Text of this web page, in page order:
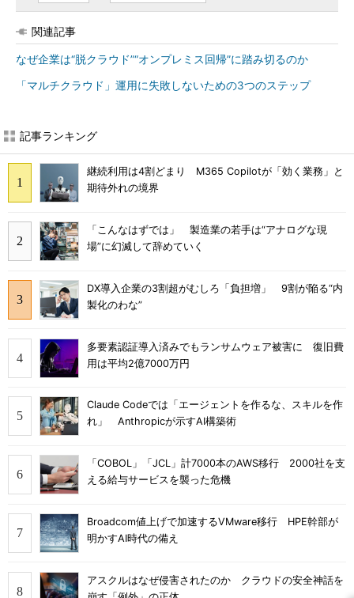
関連記事
なぜ企業は“脱クラウド”“オンプレミス回帰”に踏み切るのか
「マルチクラウド」運用に失敗しないための3つのステップ
記事ランキング
継続利用は4割どまり M365 Copilotが「効く業務」と
期待外れの境界
「こんなはずでは」 製造業の若手は“アナログな現
場”に幻滅して辞めていく
DX導入企業の3割超がむしろ「負担増」 9割が陥る“内
製化のわな”
多要素認証導入済みでもランサムウェア被害に 復旧費
用は平均2億7000万円
Claude Codeでは「エージェントを作るな、スキルを作
れ」 Anthropicが示すAI構築術
「COBOL」「JCL」計7000本のAWS移行 2000社を支
える給与サービスを襲った危機
Broadcom値上げで加速するVMware移行 HPE幹部が
明かすAI時代の備え
アスクルはなぜ侵害されたのか クラウドの安全神話を